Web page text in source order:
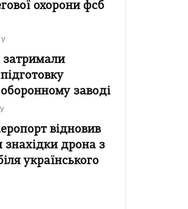
охорони фсб
затримали
заводі
відновив
знахідки дрона з
українського